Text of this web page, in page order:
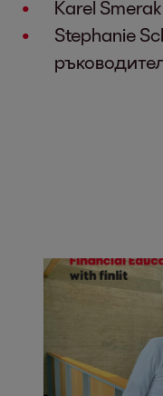
Karel
Stephanie